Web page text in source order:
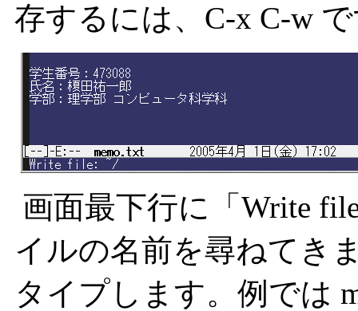
存するには、C-x C-w
画面最下行に「Write
イルの名前を尋ねてき
タイプします。例では